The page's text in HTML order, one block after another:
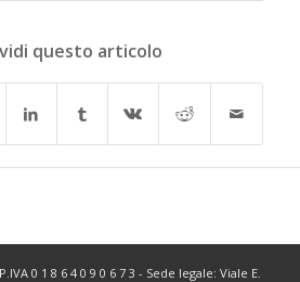
questo articolo
0 1 8 6 4 0 9 0 6 7 3 - Sede legale: Viale E.